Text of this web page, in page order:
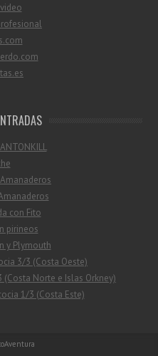
con Fito
pirineos
y Plymouth
3/3 (Costa Oeste)
Norte e Islas Orkney)
1/3 (Costa Este)